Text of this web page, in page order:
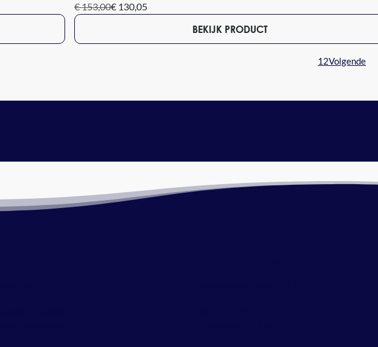
€ 153,00€ 130,05
BEKIJK PRODUCT
1 2Volgende